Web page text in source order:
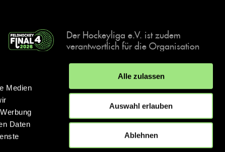
Medien
Daten
Alle zulassen
Auswahl erlauben
Ablehnen
Der Hockeyliga e.V. ist zudem
verantwortlich für die Organisation
Events, der deutschen Hockey-
Meisterschaften.
IMPRESSUM DATENSCHUTZERKLÄRUNG